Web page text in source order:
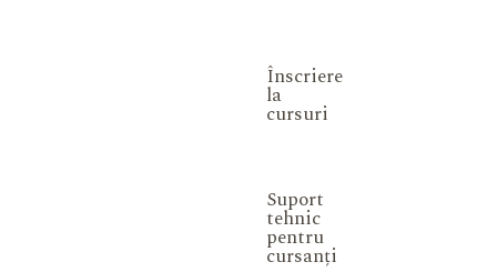
Înscriere
la
cursuri
Suport
tehnic
pentru
cursanți